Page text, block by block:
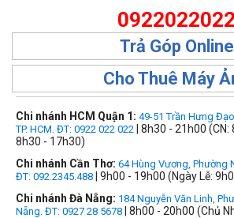
0922022022
Trả Góp Online
Cho Thuê Máy
Chi nhánh HCM Quận 1: 49-51 Trần Hưng
TP. HCM. ĐT: 0922 022 022 | 8h30 - 21h00
8h30 - 17h30)
Chi nhánh Cần Thơ: 64 Hùng Vương, Phường
ĐT: 092.2345.488 | 9h00 - 19h00 (Ngày Lễ:
Chi nhánh Đà Nẵng: 184 Nguyễn Văn Linh,
Nẵng. ĐT: 0927 28 5678 | 8h00 - 20h00 (Chủ